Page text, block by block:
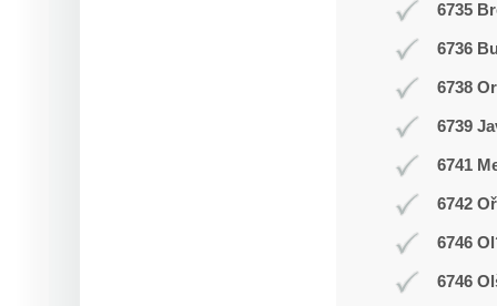
6735
6736
6738
6739
6741
6742
6746
6746